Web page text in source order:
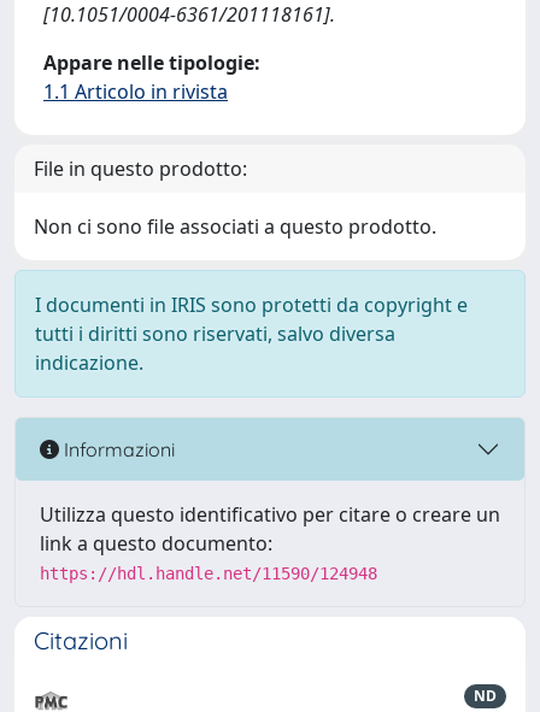
[10.1051/0004-6361/201118161].
Appare nelle tipologie:
1.1 Articolo in rivista
File in questo prodotto:
Non ci sono file associati a questo prodotto.
I documenti in IRIS sono protetti da copyright e
tutti i diritti sono riservati, salvo diversa
indicazione.
Informazioni
Utilizza questo identificativo per citare o creare un
link a questo documento:
https://hdl.handle.net/11590/124948
Citazioni
ND